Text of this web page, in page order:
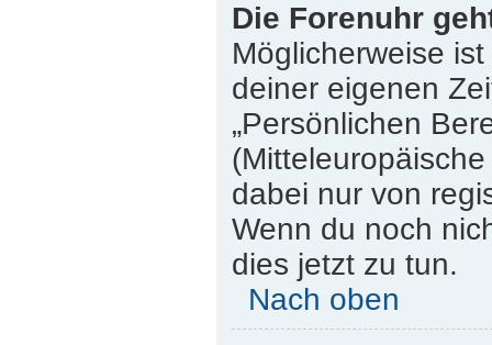
Die Forenuhr
Möglicherweise
deiner eigenen
„Persönlichen
dabei nur von
Wenn du noch
dies jetzt zu tun.
Nach oben